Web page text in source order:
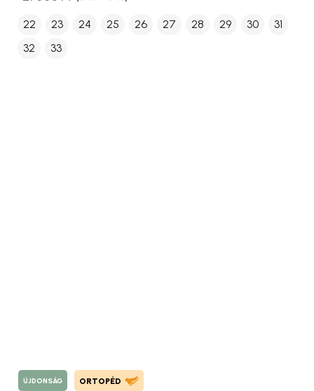
22 23 24 25 26 27 28 29 30
31
32
33
ÚJDONSÁG ORTOPÉD